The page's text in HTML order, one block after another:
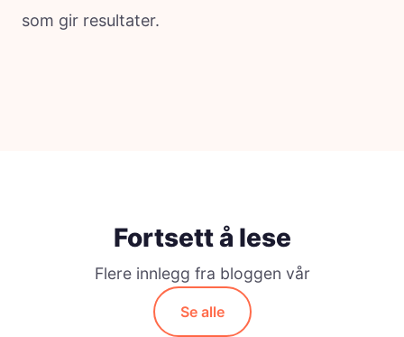
som gir resultater.
Fortsett å lese
Flere innlegg fra bloggen vår
Se alle